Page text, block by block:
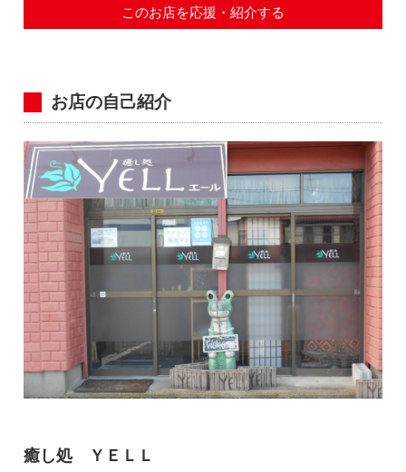
このお店を応援・紹介する
お店の自己紹介
癒し処 ＹＥＬＬ